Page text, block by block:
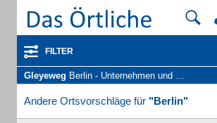
FILTER
Gleyeweg Berlin - Unternehmen und Personen
Andere Ortsvorschläge für "Berlin"